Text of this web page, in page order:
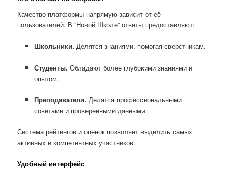
Качество платформы напрямую зависит от её
пользователей. В “Новой Школе” ответы предоставляют:
Школьники. Делятся знаниями, помогая сверстникам.
Студенты. Обладают более глубокими знаниями и
опытом.
Преподаватели. Делятся профессиональными
советами и проверенными данными.
Система рейтингов и оценок позволяет выделить самых
активных и компетентных участников.
Удобный интерфейс